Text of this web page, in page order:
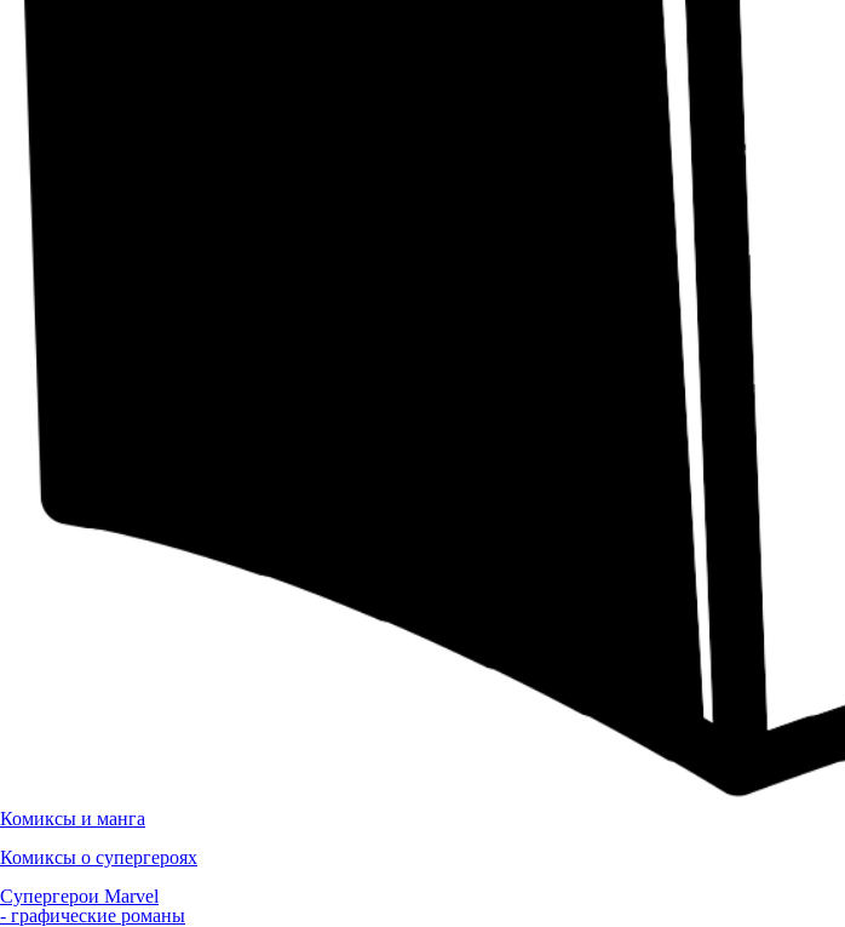
Комиксы и манга
Комиксы о супергероях
Супергерои Marvel
- графические романы